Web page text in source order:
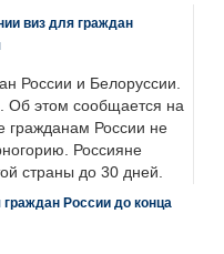
виз для граждан
России и Белоруссии.
Об этом сообщается на
гражданам России не
Россияне
страны до 30 дней.
России до конца